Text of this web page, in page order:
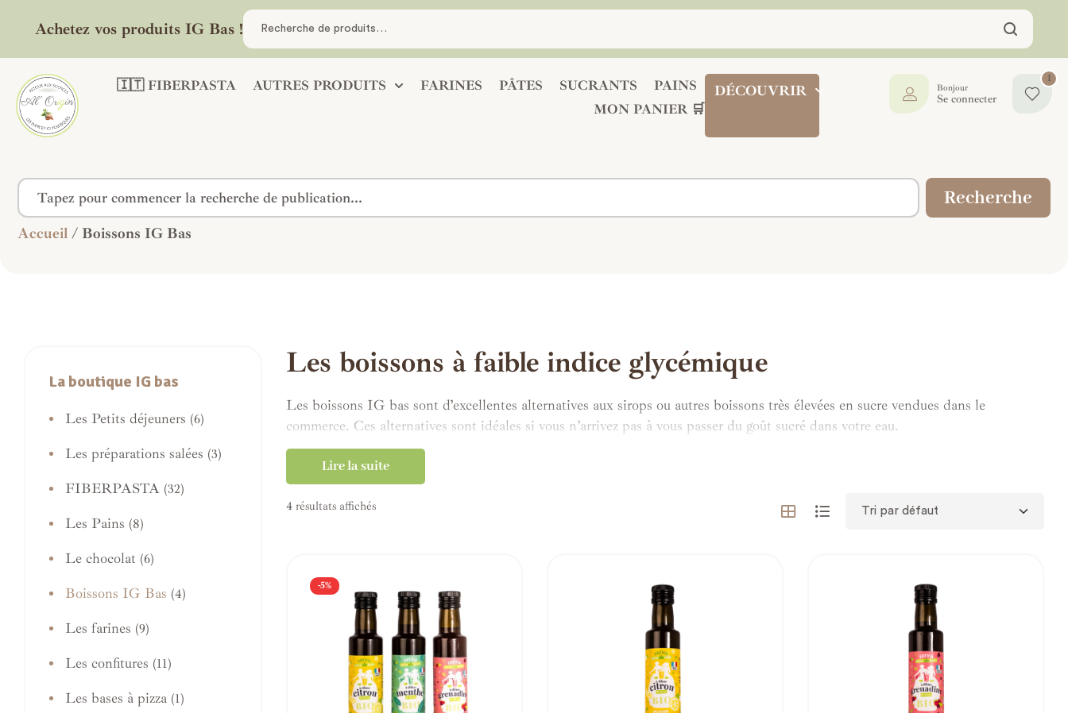
Achetez vos produits IG Bas !
🇮🇹 FIBERPASTA AUTRES PRODUITS FARINES PÂTES SUCRANTS
PAINS
MON PANIER 🛒
DÉCOUVRIR
1
Bonjour
Se connecter
Recherche
Accueil / Boissons IG Bas
Les boissons à faible indice glycémique
Les boissons IG bas sont d’excellentes alternatives aux sirops ou autres boissons très élevées en sucre vendues dans le
commerce. Ces alternatives sont idéales si vous n’arrivez pas à vous passer du goût sucré dans votre eau.
Cependant, l’eau pure reste le meilleur des liquides pour vous libérer progressivement de votre addiction aux sucres.
Parfaites aussi pour vos apéritifs entre amis… Colorez vos cocktails tout en gardant un indice glycémique bas, génial non ?
Ces boissons sont également idéales pour les enfants. Fini la culpabilité de refuser un verre de sirop au goûter !
Les enfants vous remercieront tout en se régalant !
Lire la suite
4 résultats affichés
-5%
La boutique IG bas
Les Petits déjeuners (6)
Les préparations salées (3)
FIBERPASTA (32)
Les Pains (8)
Le chocolat (6)
Boissons IG Bas (4)
Les farines (9)
Les confitures (11)
Les bases à pizza (1)